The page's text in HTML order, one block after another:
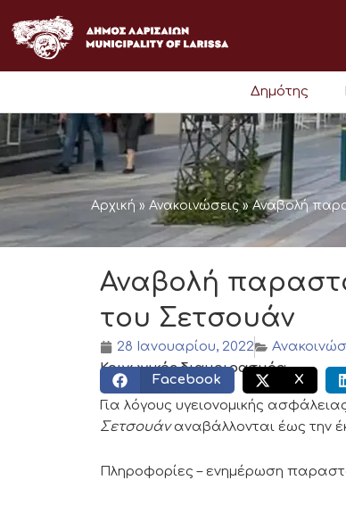
στο
περιεχόμενο
Δημότης
Αρχική » Ανακοινώσεις»Αναβολή
Αναβολή
του Σετσουάν
28 Ιανουαρίου, 2022
Κοινωνικός διαμοιρασμός:
Facebook X
Για λόγους υγειονομικής
Σετσουάναναβάλλονται έως την
Πληροφορίες – ενημέρωση